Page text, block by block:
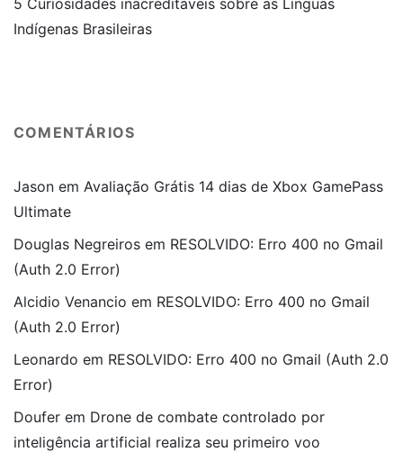
Indígenas Brasileiras
COMENTÁRIOS
Jason em Avaliação Grátis 14 dias de Xbox GamePass
Ultimate
Douglas Negreiros em RESOLVIDO: Erro 400 no Gmail
(Auth 2.0 Error)
Alcidio Venancio em RESOLVIDO: Erro 400 no Gmail
(Auth 2.0 Error)
Leonardo em RESOLVIDO: Erro 400 no Gmail (Auth 2.0
Error)
Doufer em Drone de combate controlado por
inteligência artificial realiza seu primeiro voo